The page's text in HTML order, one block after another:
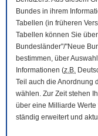
Bundes in ihrem
Tabellen (in früheren
Tabellen können Sie
Bundesländer"/"Neue
bestimmen, über
Informationen (z.B.
Teil auch die Anordnung
wählen. Zur Zeit stehen
über eine Milliarde
ständig erweitert und